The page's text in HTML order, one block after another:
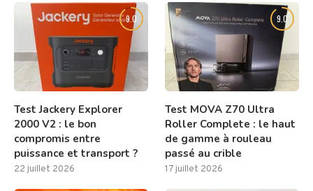
9.0
Test Jackery Explorer
2000 V2 : le bon
compromis entre
puissance et transport ?
22 juillet 2026
9.0
Test MOVA Z70 Ultra
Roller Complete : le haut
de gamme à rouleau
passé au crible
17 juillet 2026